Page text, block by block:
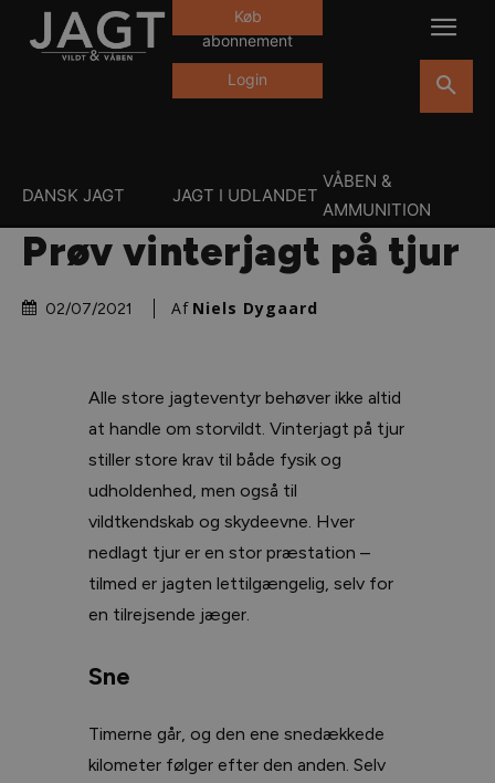
Køb
abonnement
Login
DANSK JAGT JAGT I UDLANDET
VÅBEN &
AMMUNITION
Prøv vinterjagt på tjur
02/07/2021 Af Niels Dygaard
Alle store jagteventyr behøver ikke altid
at handle om storvildt. Vinterjagt på tjur
stiller store krav til både fysik og
udholdenhed, men også til
vildtkendskab og skydeevne. Hver
nedlagt tjur er en stor præstation –
tilmed er jagten lettilgængelig, selv for
en tilrejsende jæger.
Sne
Timerne går, og den ene snedækkede
kilometer følger efter den anden. Selv